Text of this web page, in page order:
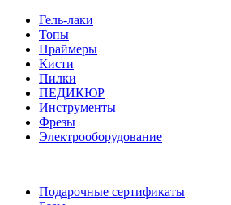
Гель-лаки
Топы
Праймеры
Кисти
Пилки
ПЕДИКЮР
Инструменты
Фрезы
Электрооборудование
Подарочные сертификаты